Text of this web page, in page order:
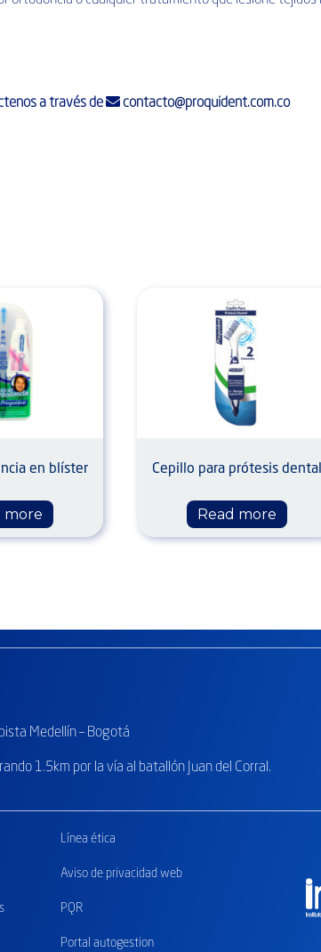
a través de contacto@proquident.com.co
en blíster
more
Cepillo para prótesis dental
Read more
Medellín – Bogotá
1.5km por la vía al batallón Juan del Corral.
Línea ética
Aviso de privacidad web
PQR
Portal autogestion